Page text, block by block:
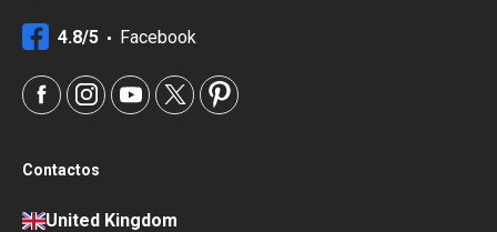
4.8/5 Facebook
Contactos
United Kingdom